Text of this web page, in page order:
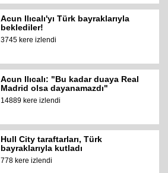
Acun Ilıcalı'yı Türk bayraklarıyla
beklediler!
3745 kere izlendi
Acun Ilıcalı: "Bu kadar duaya Real
Madrid olsa dayanamazdı"
14889 kere izlendi
Hull City taraftarları, Türk
bayraklarıyla kutladı
778 kere izlendi